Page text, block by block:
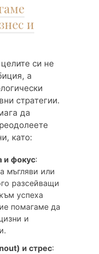
и
си не
а
стратегии.
да
като:
и фокус:
мъгляви или
разсейващи
успеха
помагаме да
и
и стрес: